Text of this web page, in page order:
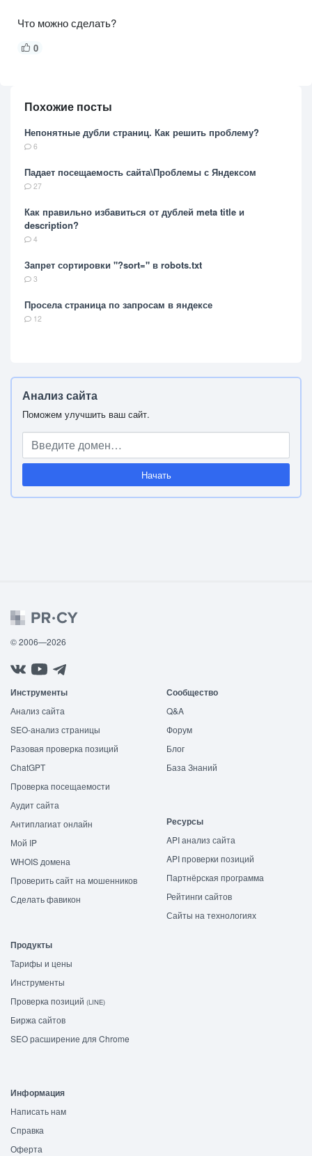
Что можно сделать?
0
Похожие посты
Непонятные дубли страниц. Как решить проблему?
6
Падает посещаемость сайта\Проблемы с Яндексом
27
Как правильно избавиться от дублей meta title и
description?
4
Запрет сортировки "?sort=" в robots.txt
3
Просела страница по запросам в яндексе
12
Анализ сайта
Поможем улучшить ваш сайт.
Начать
© 2006—2026
Инструменты
Анализ сайта
SEO-анализ страницы
Разовая проверка позиций
ChatGPT
Проверка посещаемости
Аудит сайта
Антиплагиат онлайн
Мой IP
WHOIS домена
Проверить сайт на мошенников
Сделать фавикон
Сообщество
Q&A
Форум
Блог
База Знаний
Ресурсы
API анализ сайта
API проверки позиций
Партнёрская программа
Рейтинги сайтов
Сайты на технологиях
Продукты
Тарифы и цены
Инструменты
Проверка позиций (LINE)
Биржа сайтов
SEO расширение для Chrome
Информация
Написать нам
Справка
Оферта